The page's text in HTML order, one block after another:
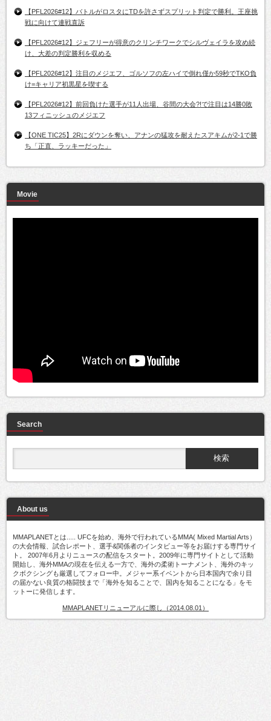
【PFL2026#12】バトルがロスタにTDを許さずスプリット判定で勝利。王座挑
戦に向けて連戦直訴
【PFL2026#12】ジェフリーが得意のクリンチワークでシルヴェイラを攻め続
け、大差の判定勝利を収める
【PFL2026#12】注目のメジエフ、ゴルソフの左ハイで倒れ僅か59秒でTKO負
け=キャリア初黒星を喫する
【PFL2026#12】前回負けた選手が11人出場、谷間の大会?!で注目は14勝0敗
13フィニッシュのメジエフ
【ONE TIC25】2Rにダウンを奪い、アナンの猛攻を耐えたスアキムが2-1で勝
ち「正直、ラッキーだった」
Movie
Search
About us
MMAPLANETとは..... UFCを始め、海外で行われているMMA( Mixed Martial Arts）
の大会情報、試合レポート、選手&関係者のインタビュー等をお届けする専門サイ
ト。 2007年6月よりニュースの配信をスタート。2009年に専門サイトとして活動
開始し、海外MMAの現在を伝える一方で、海外の柔術トーナメント、海外のキッ
クボクシングも厳選してフォロー中。メジャー系イベントから日本国内で余り目
の届かない良質の格闘技まで「海外を知ることで、国内を知ることになる」をモ
ットーに発信します。
MMAPLANETリニューアルに際し（2014.08.01）